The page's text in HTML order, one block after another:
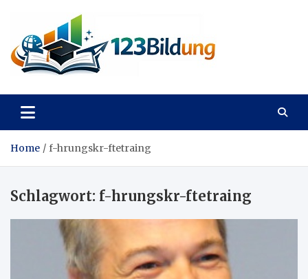
content
123Bildung
Home f-hrungskr-ftetraing
Schlagwort: f-hrungskr-ftetraing